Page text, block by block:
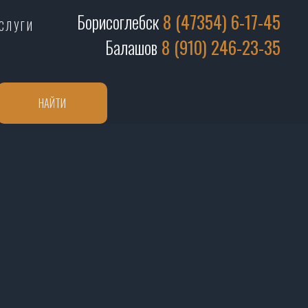
Борисоглебск8 (47354) 6-17-45
Балашов 8 (910) 246-23-35
НАЙТИ